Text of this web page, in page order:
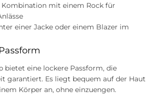
Kombination mit einem Rock für
einer Jacke oder einem Blazer im
bietet eine lockere Passform, die
garantiert. Es liegt bequem auf der Haut
Körper an, ohne einzuengen.